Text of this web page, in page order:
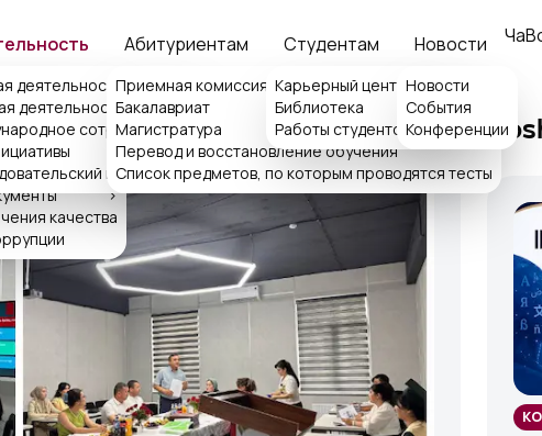
>
ректора
обращений
>
качества
деятельность
>
деятельность
сотрудничество
>
центр
Абитуриентам
Приемная комиссия
Бакалавриат
Магистратура
>
Перевод и восстановление обучения
Список предметов, по которым проводятся тесты
Студентам
Карьерный центр ISFT>
Библиотека
>
Работы студентов
Новости
Новости
События
Конференции